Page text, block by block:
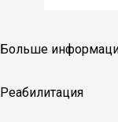
Больше
Реабилитация